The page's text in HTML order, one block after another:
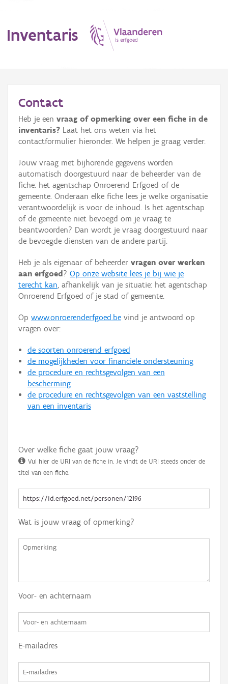
Inventaris
Erfgoedobject
Aanduidingsobject
Waarneming
Thema
Gebeurtenis
Persoon of collectief
Hergebruik
Aanmelden
Contact
Heb je een vraag of opmerking over een fiche in de
inventaris? Laat het ons weten via het
contactformulier hieronder. We helpen je graag verder.
Jouw vraag met bijhorende gegevens worden
automatisch doorgestuurd naar de beheerder van de
fiche: het agentschap Onroerend Erfgoed of de
gemeente. Onderaan elke fiche lees je welke organisatie
verantwoordelijk is voor de inhoud. Is het agentschap
of de gemeente niet bevoegd om je vraag te
beantwoorden? Dan wordt je vraag doorgestuurd naar
de bevoegde diensten van de andere partij.
Heb je als eigenaar of beheerder vragen over werken
aan erfgoed ? Op onze website lees je bij wie je
terecht kan, afhankelijk van je situatie: het agentschap
Onroerend Erfgoed of je stad of gemeente.
Op www.onroerenderfgoed.be vind je antwoord op
vragen over:
de soorten onroerend erfgoed
de mogelijkheden voor financiële ondersteuning
de procedure en rechtsgevolgen van een
bescherming
de procedure en rechtsgevolgen van een vaststelling
van een inventaris
Over welke fiche gaat jouw vraag?
Vul hier de URI van de fiche in. Je vindt de URI steeds onder de
titel van een fiche.
Wat is jouw vraag of opmerking?
Voor- en achternaam
E-mailadres